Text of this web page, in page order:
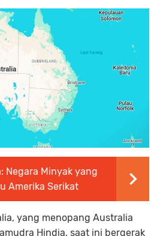
Negara Minyak yang
Amerika Serikat
yang menopang Australia
Hindia, saat ini bergerak